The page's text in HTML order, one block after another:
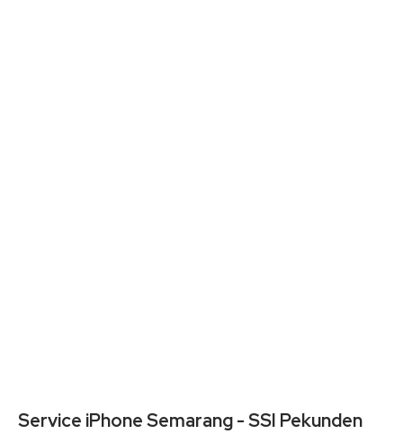
Service iPhone Semarang - SSI Pekunden